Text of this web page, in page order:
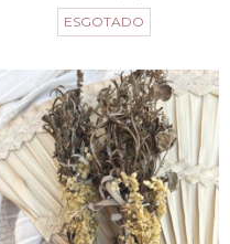
ESGOTADO